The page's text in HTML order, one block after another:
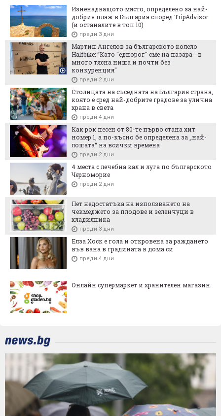
Изненадващото място, определено за най-
добрия плаж в България според TripAdvisor
(и останалите в топ 10)
преди 3 дни
Мартин Ангелов за българското колело
Halfbike: “Като "еднорог" сме на пазара - в
много тясна ниша и почти без
конкуренция"
преди 2 дни
Столицата на съседната на България страна,
която е сред най-добрите градове за улична
храна в света
преди 4 дни
Как рок песен от 80-те първо стана хит
номер 1, а по-късно бе определена за „най-
лошата“ на всички времена
преди 2 дни
4 места с лечебна кал и луга по българското
Черноморие
преди 2 дни
Пет недостатъка на използването на
чекмеджето за плодове и зеленчуци в
хладилника
преди 3 дни
Елза Хоск е гола и откровена за раждането
във вана в градината в дома си
преди 4 дни
Онлайн супермаркет и хранителен магазин